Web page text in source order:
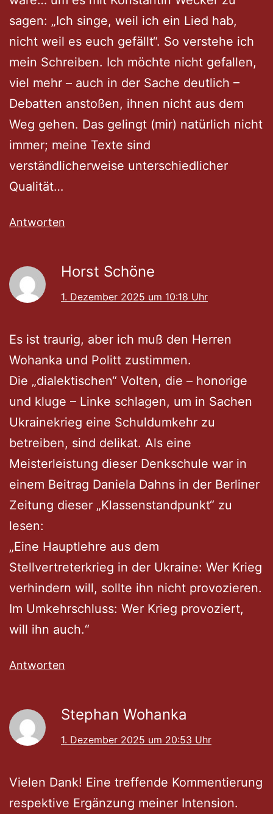
sagen: „Ich singe, weil ich ein Lied hab,
nicht weil es euch gefällt“. So verstehe ich
mein Schreiben. Ich möchte nicht gefallen,
viel mehr – auch in der Sache deutlich –
Debatten anstoßen, ihnen nicht aus dem
Weg gehen. Das gelingt (mir) natürlich nicht
immer; meine Texte sind
verständlicherweise unterschiedlicher
Qualität…
Antworten
Horst Schöne
1. Dezember 2025 um 10:18 Uhr
Es ist traurig, aber ich muß den Herren
Wohanka und Politt zustimmen.
Die „dialektischen“ Volten, die – honorige
und kluge – Linke schlagen, um in Sachen
Ukrainekrieg eine Schuldumkehr zu
betreiben, sind delikat. Als eine
Meisterleistung dieser Denkschule war in
einem Beitrag Daniela Dahns in der Berliner
Zeitung dieser „Klassenstandpunkt“ zu
lesen:
„Eine Hauptlehre aus dem
Stellvertreterkrieg in der Ukraine: Wer Krieg
verhindern will, sollte ihn nicht provozieren.
Im Umkehrschluss: Wer Krieg provoziert,
will ihn auch.“
Antworten
Stephan Wohanka
1. Dezember 2025 um 20:53 Uhr
Vielen Dank! Eine treffende Kommentierung
respektive Ergänzung meiner Intension.